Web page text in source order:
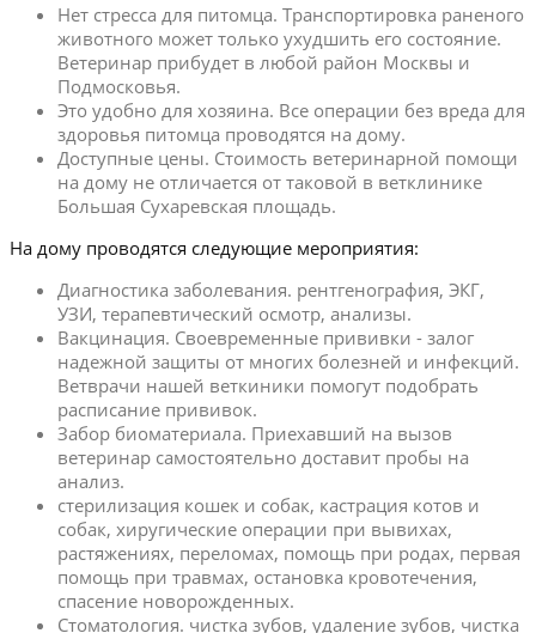
Нет стресса для питомца. Транспортировка раненого
животного может только ухудшить его состояние.
Ветеринар прибудет в любой район Москвы и
Подмосковья.
Это удобно для хозяина. Все операции без вреда для
здоровья питомца проводятся на дому.
Доступные цены. Стоимость ветеринарной помощи
на дому не отличается от таковой в ветклинике
Большая Сухаревская площадь.
На дому проводятся следующие мероприятия:
Диагностика заболевания. рентгенография, ЭКГ,
УЗИ, терапевтический осмотр, анализы.
Вакцинация. Своевременные прививки - залог
надежной защиты от многих болезней и инфекций.
Ветврачи нашей веткиники помогут подобрать
расписание прививок.
Забор биоматериала. Приехавший на вызов
ветеринар самостоятельно доставит пробы на
анализ.
стерилизация кошек и собак, кастрация котов и
собак, хиругические операции при вывихах,
растяжениях, переломах, помощь при родах, первая
помощь при травмах, остановка кровотечения,
спасение новорожденных.
Стоматология. чистка зубов, удаление зубов, чистка